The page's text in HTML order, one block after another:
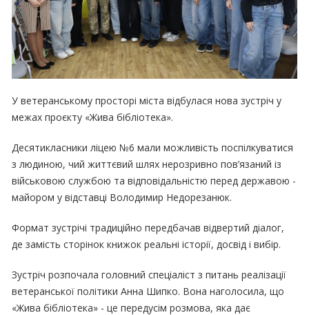
У ветеранському просторі міста відбулася нова зустріч у
межах проєкту «Жива бібліотека».
Десятикласники ліцею №6 мали можливість поспілкуватися
з людиною, чий життєвий шлях нерозривно пов’язаний із
військовою службою та відповідальністю перед державою -
майором у відставці Володимир Недорезанюк.
Формат зустрічі традиційно передбачав відвертий діалог,
де замість сторінок книжок реальні історії, досвід і вибір.
Зустріч розпочала головний спеціаліст з питань реалізації
ветеранської політики Анна Шипко. Вона наголосила, що
«Жива бібліотека» - це передусім розмова, яка дає